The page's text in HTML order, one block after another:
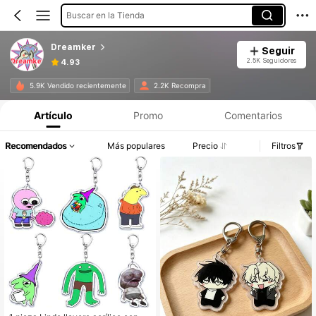
Buscar en la Tienda
Dreamker
4.93
Seguir
2.5K Seguidores
5.9K Vendido recientemente 2.2K Recompra
Artículo Promo Comentarios
Recomendados Más populares Precio Filtros